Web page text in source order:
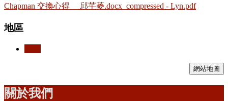
Chapman 交換心得 __邱芊菱.docx_compressed - Lyn.pdf
地區
網站地圖
關於我們